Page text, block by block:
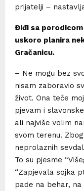
prijatelji –
Điđi sa
uskoro planira
Gračanicu.
– Ne mogu bez
nisam zaboravio
život. Ona teče
pjevam i
ali najviše volim
svom terenu.
neprolaznih
To su pjesme
“Zapjevala sojka
pade na behar, na